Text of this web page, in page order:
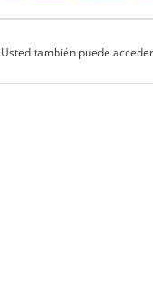
Usted también puede